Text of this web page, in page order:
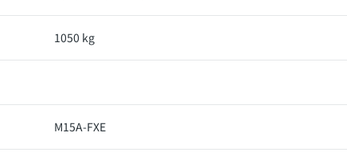
1050 kg
M15A-FXE